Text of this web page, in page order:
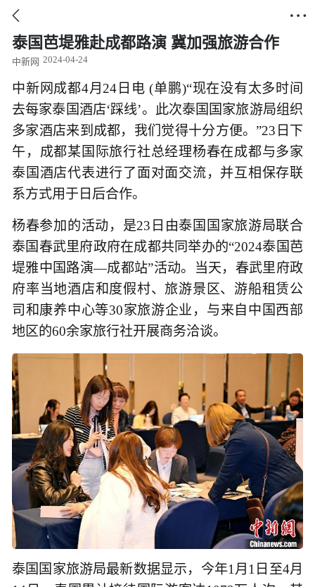
 
泰国芭堤雅赴成都路演 冀加强旅游合作
中新网 2024-04-24
中新网成都4月24日电 (单鹏)“现在没有太多时间
去每家泰国酒店‘踩线’。此次泰国国家旅游局组织
多家酒店来到成都，我们觉得十分方便。”23日下
午，成都某国际旅行社总经理杨春在成都与多家
泰国酒店代表进行了面对面交流，并互相保存联
系方式用于日后合作。
杨春参加的活动，是23日由泰国国家旅游局联合
泰国春武里府政府在成都共同举办的“2024泰国芭
堤雅中国路演—成都站”活动。当天，春武里府政
府率当地酒店和度假村、旅游景区、游船租赁公
司和康养中心等30家旅游企业，与来自中国西部
地区的60余家旅行社开展商务洽谈。
泰国国家旅游局最新数据显示，今年1月1日至4月